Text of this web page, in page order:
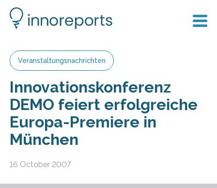
Veranstaltungsnachrichten
Innovationskonferenz
DEMO feiert erfolgreiche
Europa-Premiere in
München
16 October 2007